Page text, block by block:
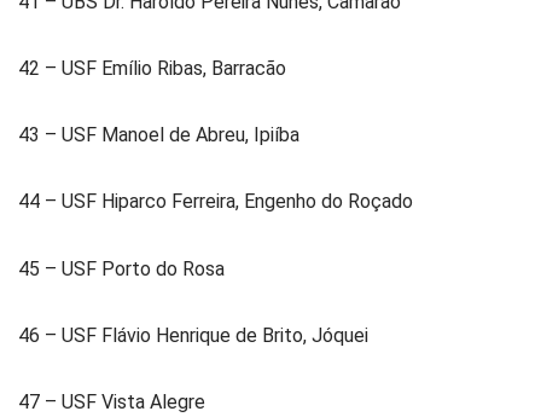
42 – USF Emílio Ribas, Barracão
43 – USF Manoel de Abreu, Ipiíba
44 – USF Hiparco Ferreira, Engenho do Roçado
45 – USF Porto do Rosa
46 – USF Flávio Henrique de Brito, Jóquei
47 – USF Vista Alegre